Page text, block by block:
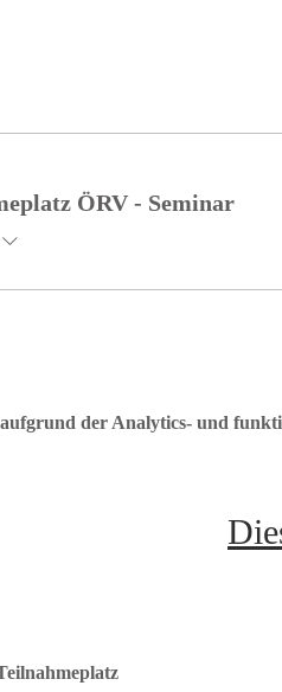
ÖRV - Seminar
der Analytics- und